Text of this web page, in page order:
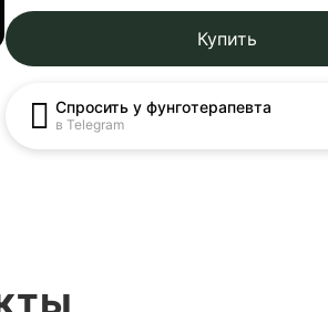
Купить
Спросить у фунготерапевта
в Telegram